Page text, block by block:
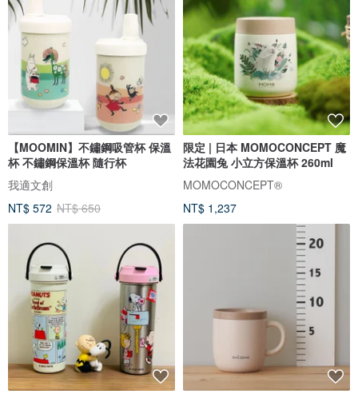
【MOOMIN】不鏽鋼吸管杯 保溫
杯 不鏽鋼保溫杯 隨行杯
我適文創
NT$ 572 NT$ 650
限定 | 日本 MOMOCONCEPT 魔
法花園兔 小立方保溫杯 260ml
MOMOCONCEPT®
NT$ 1,237